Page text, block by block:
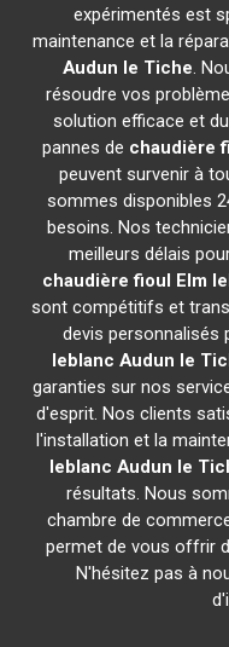
expérimentés est
maintenance et la
Audun le Tiche.
résoudre vos
solution efficace et
pannes de chaudière
peuvent survenir à
sommes disponibles
besoins. Nos
meilleurs délais
chaudière fioul Elm
sont compétitifs et
devis personnalisés
leblanc Audun le
garanties sur nos
d'esprit. Nos clients
l'installation et la
leblanc Audun le
résultats. Nous
chambre de
permet de vous offrir
N'hésitez pas à